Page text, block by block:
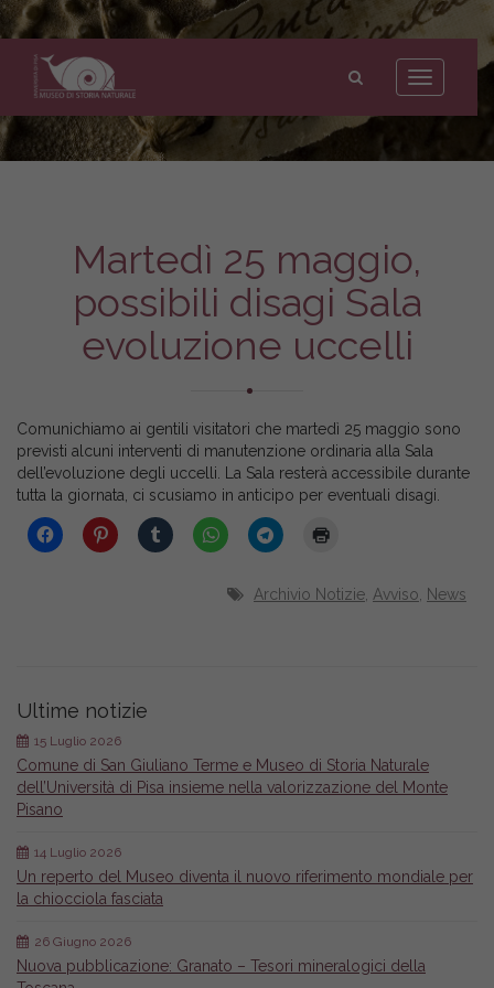
Toggle
navigation
Museo
di
Storia
Naturale
dell'Università
Martedì 25 maggio,
possibili disagi Sala
evoluzione uccelli
Comunichiamo ai gentili visitatori che martedì 25 maggio sono
previsti alcuni interventi di manutenzione ordinaria alla Sala
dell’evoluzione degli uccelli. La Sala resterà accessibile durante
tutta la giornata, ci scusiamo in anticipo per eventuali disagi.
Archivio Notizie Avviso News
Ultime notizie
Comune di San Giuliano Terme e Museo di Storia Naturale
dell’Università di Pisa insieme nella valorizzazione del Monte
Pisano
15 Luglio 2026
Un reperto del Museo diventa il nuovo riferimento mondiale per
la chiocciola fasciata
14 Luglio 2026
Nuova pubblicazione: Granato – Tesori mineralogici della
26 Giugno 2026